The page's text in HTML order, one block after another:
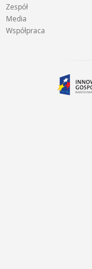
Zespół
Media
Współpraca